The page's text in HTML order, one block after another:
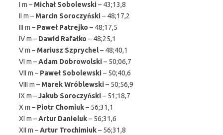
I m – Michał Sobolewski– 43;13,8
II m – Marcin Soroczyński– 48;17,2
III m – Paweł Patrejko – 48;17,5
IV m – Dawid Rafałko – 48;25,1
V m – Mariusz Szprychel– 48;40,1
VI m –Adam Dobrowolski– 50;06,7
VII m – Paweł Sobolewski– 50;40,6
VIII m – Marek Wróblewski– 50;56,9
IX m –Jakub Soroczyński– 51;18,7
X m – Piotr Chomiuk– 56;31,1
XI m –Artur Danieluk– 56;31,6
XII m –Artur Trochimiuk– 56;31,8